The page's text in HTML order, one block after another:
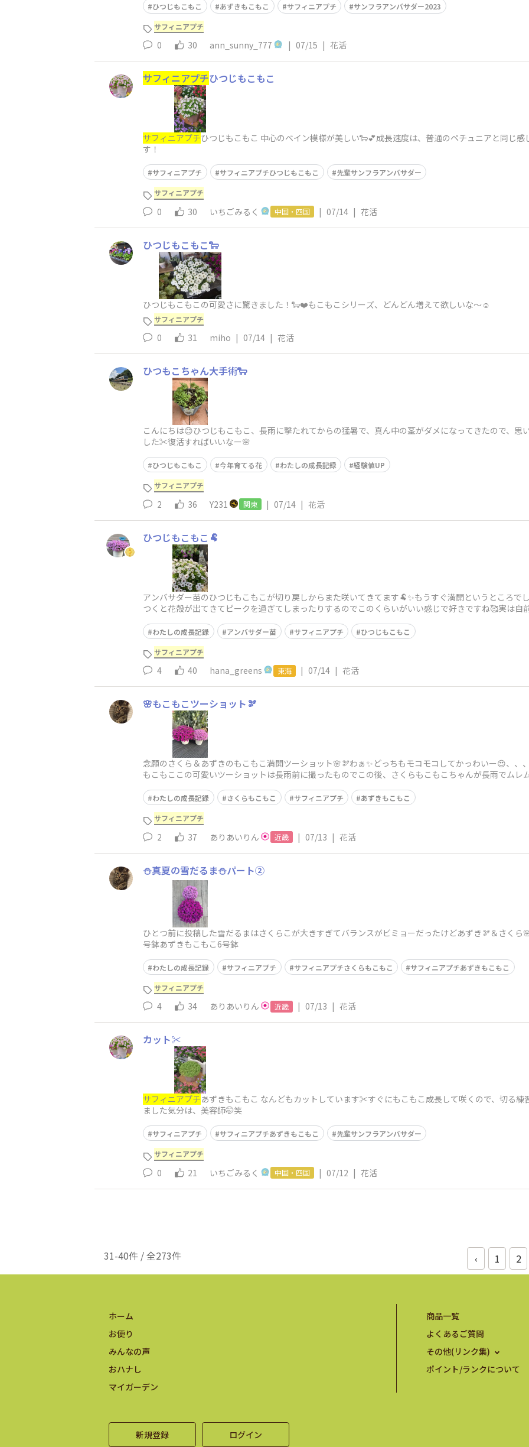
ひつじもこもこ あずきもこもこ サフィニアプチ サンフラアンバサダー2023
サフィニアプチ
0 30 ann_sunny_777 | 07/15 | 花活
サフィニアプチひつじもこもこ
サフィニアプチひつじもこもこ 中心のベイン模様が美しい🐑💕成長速度は、普通のペチュニアと同じ
す！
サフィニアプチ サフィニアプチひつじもこもこ 先輩サンフラアンバサダー
サフィニアプチ
0 30 いちごみるく 中国・四国 | 07/14 | 花活
ひつじもこもこ🐑
ひつじもこもこの可愛さに驚きました！🐑❤️もこもこシリーズ、どんどん増えて欲しいな～☺️
サフィニアプチ
0 31 miho | 07/14 | 花活
ひつもこちゃん大手術🐑
こんにちは😊ひつじもこもこ、長雨に撃たれてからの猛暑で、真ん中の茎がダメになってきたので、
した✂️復活すればいいなー🌸
ひつじもこもこ 今年育てる花 わたしの成長記録 経験値UP
サフィニアプチ
2 36 Y231 関東 | 07/14 | 花活
ひつじもこもこ🐏
アンバサダー苗のひつじもこもこが切り戻しからまた咲いてきてます🐏✨もうすぐ満開というところで
つくと花殻が出てきてピークを過ぎてしまったりするのでこのくらいがいい感じで好きですね🥰実は自
わたしの成長記録 アンバサダー苗 サフィニアプチ ひつじもこもこ
サフィニアプチ
4 40 hana_greens 東海 | 07/14 | 花活
🌸もこもこツーショット🫘
念願のさくら＆あずきのもこもこ満開ツーショット🌸🫘わぁ✨どっちもモコモコしてかっわいー😍、、
もこもここの可愛いツーショットは長雨前に撮ったものでこの後、さくらもこもこちゃんが長雨でムレ
わたしの成長記録 さくらもこもこ サフィニアプチ あずきもこもこ
サフィニアプチ
2 37 ありあいりん 近畿 | 07/13 | 花活
⛄️真夏の雪だるま⛄️パート②
ひとつ前に投稿した雪だるまはさくらこが大きすぎてバランスがビミョーだったけどあずき🫘＆さくら
号鉢あずきもこもこ6号鉢
わたしの成長記録 サフィニアプチ サフィニアプチさくらもこもこ サフィニアプチあずきもこもこ
サフィニアプチ
4 34 ありあいりん 近畿 | 07/13 | 花活
カット✂️
サフィニアプチあずきもこもこ なんどもカットしています✂️すぐにもこもこ成長して咲くので、切る練
ました気分は、美容師🤭笑
サフィニアプチ サフィニアプチあずきもこもこ 先輩サンフラアンバサダー
サフィニアプチ
0 21 いちごみるく 中国・四国 | 07/12 | 花活
31-40件 / 全273件 ‹ 1 2
ホーム
お便り
みんなの声
おハナし
マイガーデン
商品一覧
よくあるご質問
その他(リンク集)
ポイント/ランクについて
新規登録 ログイン